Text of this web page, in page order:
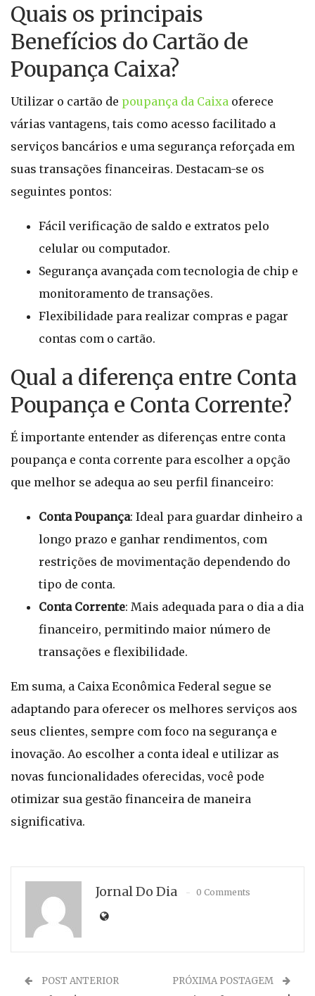
Quais os principais
Benefícios do Cartão de
Poupança Caixa?
Utilizar o cartão de poupança da Caixa oferece
várias vantagens, tais como acesso facilitado a
serviços bancários e uma segurança reforçada em
suas transações financeiras. Destacam-se os
seguintes pontos:
Fácil verificação de saldo e extratos pelo
celular ou computador.
Segurança avançada com tecnologia de chip e
monitoramento de transações.
Flexibilidade para realizar compras e pagar
contas com o cartão.
Qual a diferença entre Conta
Poupança e Conta Corrente?
É importante entender as diferenças entre conta
poupança e conta corrente para escolher a opção
que melhor se adequa ao seu perfil financeiro:
Conta Poupança: Ideal para guardar dinheiro a
longo prazo e ganhar rendimentos, com
restrições de movimentação dependendo do
tipo de conta.
Conta Corrente: Mais adequada para o dia a dia
financeiro, permitindo maior número de
transações e flexibilidade.
Em suma, a Caixa Econômica Federal segue se
adaptando para oferecer os melhores serviços aos
seus clientes, sempre com foco na segurança e
inovação. Ao escolher a conta ideal e utilizar as
novas funcionalidades oferecidas, você pode
otimizar sua gestão financeira de maneira
significativa.
Jornal Do Dia 0 Comments
POST ANTERIOR PRÓXIMA POSTAGEM